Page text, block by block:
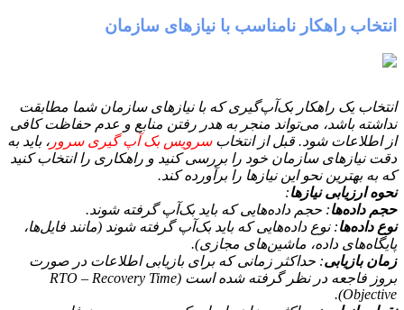
انتخاب راهکار نامناسب با نیازهای سازمان
انتخاب یک راهکار بک‌آپ‌گیری که با نیازهای سازمان شما مطابقت
نداشته باشد، می‌تواند منجر به هدر رفتن منابع و عدم حفاظت کافی
از اطلاعات شود. قبل از انتخابسرویس بک آپ گیری سرور ، باید به
دقت نیازهای سازمان خود را بررسی کنید و راهکاری را انتخاب کنید
که به بهترین نحو این نیازها را برآورده کند.
نحوه ارزیابی نیازها:
حجم داده‌ها: حجم داده‌هایی که باید بک‌آپ گرفته شوند.
نوع داده‌ها: نوع داده‌هایی که باید بک‌آپ گرفته شوند (مانند فایل‌ها،
پایگاه‌های داده، ماشین‌های مجازی).
زمان بازیابی: حداکثر زمانی که برای بازیابی اطلاعات در صورت
بروز فاجعه در نظر گرفته شده است (RTO – Recovery Time
Objective).